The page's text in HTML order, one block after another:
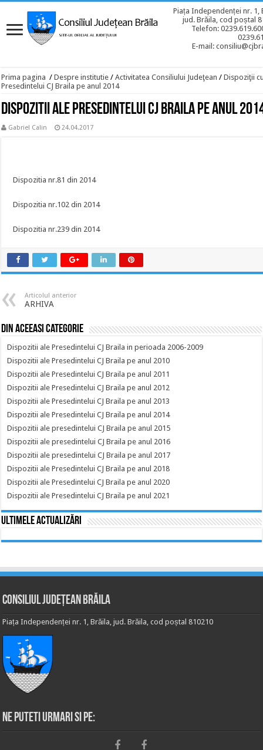
Piața Independenței nr. 1,
jud. Brăila, cod poștal
Telefon:
E-mail:
Prima pagina / Despre institutie / Activitatea Consiliului Judeţean / Dispoziţii
Presedintelui CJ Braila pe anul 2014
Dispozitii ale Presedintelui CJ Braila pe anul
Gabriel Calin 24.04.2017
Dispozitia nr.81 din 2014
Dispozitia nr.102 din 2014
Dispozitia nr.239 din 2014
Articolul anterior
ARHIVA
Din aceeasi categorie
Dispozitii ale Presedintelui CJ Braila in perioada 2006-2009
Dispozitii ale Presedintelui CJ Braila pe anul 2010
Dispozitii ale Presedintelui CJ Braila pe anul 2011
Dispozitii ale Presedintelui CJ Braila pe anul 2012
Dispozitii ale Presedintelui CJ Braila pe anul 2013
Dispozitii ale Presedintelui CJ Braila pe anul 2014
Dispozitii ale presedintelui CJ Braila pe anul 2015
Dispozitii ale presedintelui CJ Braila pe anul 2016
Dispozitii ale presedintelui CJ Braila pe anul 2017
Dispozitii ale Presedintelui CJ Braila pe anul 2018
Dispozitii ale Presedintelui CJ Braila pe anul 2020
Dispozitii ale Presedintelui CJ Braila pe anul 2021
Ultimele actualizări
Consiliul Județean Brăila
Piața Independenței nr. 1, Brăila, jud. Brăila, cod poștal 810210
Ne puteti urmari si pe: